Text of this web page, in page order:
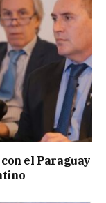
el Paraguay